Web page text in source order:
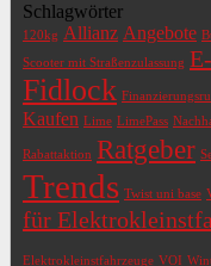
Schlagwörter
120kg Allianz Angebote
Scooter mit Straßenzulassung
Fidlock
Kaufen Lime LimePass
Rabattaktion Ratgeber
Trends Twist uni base
für
Elektrokleinstfahrzeuge VOI